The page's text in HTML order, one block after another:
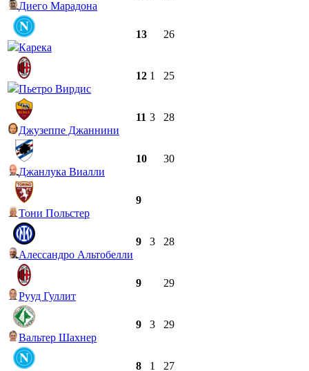
Диего Марадона
Карека
13 26
Пьетро Вирдис
12 1 25
Джузеппе Джаннини
11 3 28
Джанлука Виалли
10 30
Тони Польстер
9
Алессандро Альтобелли
9 3 28
Рууд Гуллит
9 29
Вальтер Шахнер
9 3 29
8 1 27